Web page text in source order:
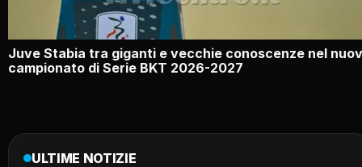
Juve Stabia tra giganti e vecchie conoscenze nel
campionato di Serie BKT 2026-2027
ULTIME NOTIZIE